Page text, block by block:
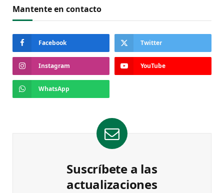
Mantente en contacto
Facebook Twitter
Instagram YouTube
WhatsApp
Suscríbete a las
actualizaciones